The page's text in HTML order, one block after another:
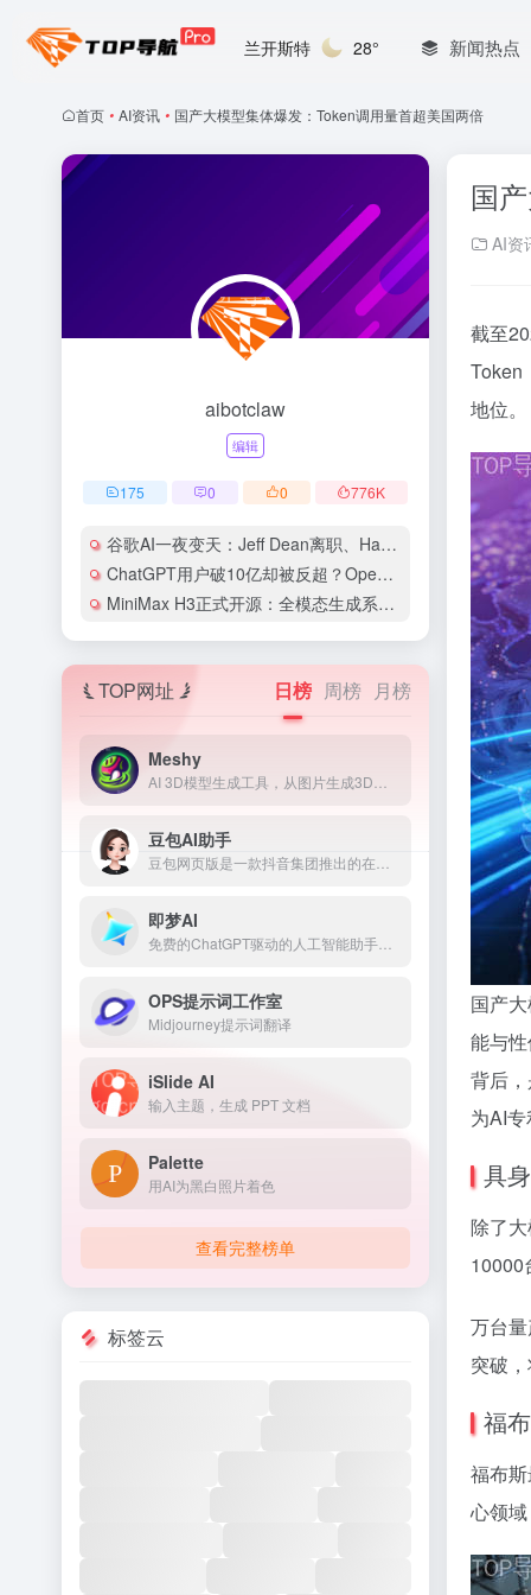
兰开斯特 28° 新闻热点
首页 • AI资讯 • 国产大模型集体爆发：Token调用量首超美国两倍
国
AI资
截至
Token
地位。
国产
能与
背后
为AI
具
除了
10000
万台
突破
福
福布
心领
aibotclaw
编辑
175 0 0 776K
谷歌AI一夜变天：Jeff Dean离职、Hassabis卸任CEO，两大灵魂人物同日交棒
ChatGPT用户破10亿却被反超？OpenAI和Anthropic的竞争格局彻底变了
MiniMax H3正式开源：全模态生成系统首次开放权重，2K视频配价格仅为同类1/3
TOP网址 日榜 周榜 月榜
Meshy
豆包AI助手
即梦AI
OPS提示词工作室
Midjourney提示词翻译
iSlide AI
输入主题，生成 PPT 文档
Palette
用AI为黑白照片着色
查看完整榜单
标签云